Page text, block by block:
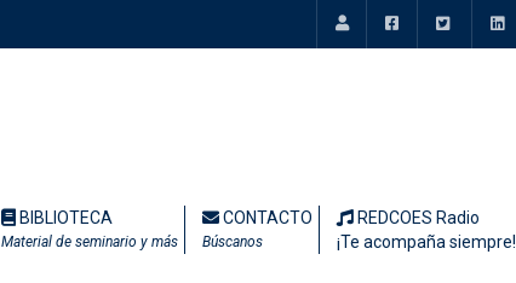
BIBLIOTECA
Material de seminario y más
CONTACTO
Búscanos
REDCOES Radio
¡Te acompaña siempre!